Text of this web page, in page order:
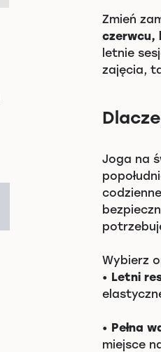
Zmień
czerwcu,
letnie
zajęcia,
Joga na
Wybierz
• Letni
• Pełna
miejsce